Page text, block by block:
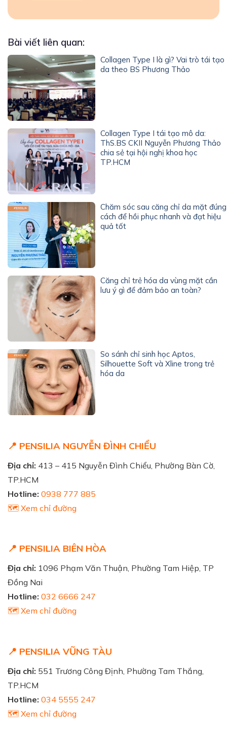
Bài viết liên quan:
Collagen Type I là gì? Vai trò tái tạo
da theo BS Phương Thảo
Collagen Type I tái tạo mô da:
ThS.BS CKII Nguyễn Phương Thảo
chia sẻ tại hội nghị khoa học
TP.HCM
Chăm sóc sau căng chỉ da mặt đúng
cách để hồi phục nhanh và đạt hiệu
quả tốt
Căng chỉ trẻ hóa da vùng mặt cần
lưu ý gì để đảm bảo an toàn?
So sánh chỉ sinh học Aptos,
Silhouette Soft và Xline trong trẻ
hóa da
📍 PENSILIA NGUYỄN ĐÌNH CHIỂU
Địa chỉ: 413 – 415 Nguyễn Đình Chiểu, Phường Bàn Cờ,
TP.HCM
Hotline: 0938 777 885
🗺️ Xem chỉ đường
📍 PENSILIA BIÊN HÒA
Địa chỉ: 1096 Phạm Văn Thuận, Phường Tam Hiệp, TP
Đồng Nai
Hotline: 032 6666 247
🗺️ Xem chỉ đường
📍 PENSILIA VŨNG TÀU
Địa chỉ: 551 Trương Công Định, Phường Tam Thắng,
TP.HCM
Hotline: 034 5555 247
🗺️ Xem chỉ đường